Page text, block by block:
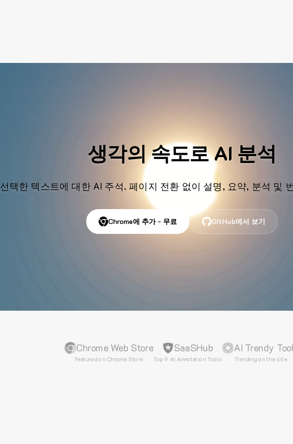
생각의 속도로 AI 분석
선택한 텍스트에 대한 AI 주석. 페이지 전환 없이 설명, 요약, 분석 및
Chrome에 추가 - 무료 GitHub에서 보기
Chrome Web Store
Featured on Chrome Store
SaaSHub
Top 9 AI Annotation Tools
AI Trendy
Trending on the site